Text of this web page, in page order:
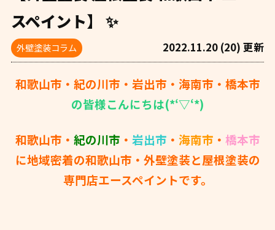
スペイント】 ✨
外壁塗装コラム 2022.11.20 (20) 更新
和歌山市・紀の川市・岩出市・海南市・橋本市
の皆様こんにちは(*‘▽‘*)
和歌山市・ 紀の川市 ・ 岩出市 ・ 海南市 ・ 橋本市
に地域密着の和歌山市・外壁塗装と屋根塗装の
専門店エースペイントです。